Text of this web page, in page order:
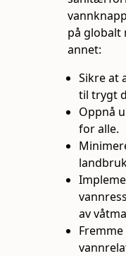
på globalt
annet:
Sikre at
til trygt
Oppnå
for alle.
av